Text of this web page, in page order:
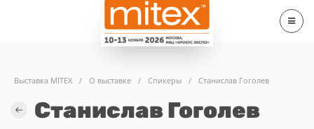
Выставка MITEX / О выставке / Спикеры / Станислав Гоголев
Станислав Гоголев